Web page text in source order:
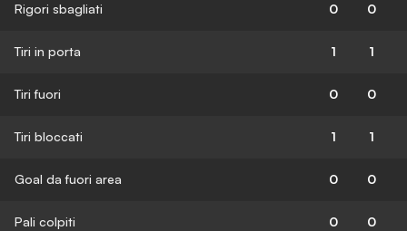
Rigori sbagliati 0 0
Tiri in porta 1 1
Tiri fuori 0 0
Tiri bloccati 1 1
Goal da fuori area 0 0
Pali colpiti 0 0